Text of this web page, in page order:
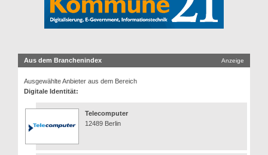
Aus dem Branchenindex Anzeige
Ausgewählte Anbieter aus dem Bereich
Digitale Identität:
Telecomputer
12489 Berlin